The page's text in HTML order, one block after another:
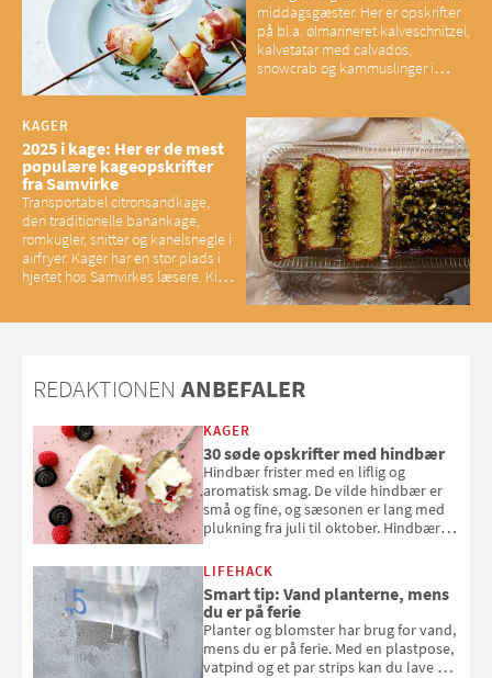
middagsgæster. Her er opskrifter
på bl.a. ølmarineret kalveschnitzel,
kalvetatar med calvados,
snowcrab og kammuslinger i
KAGER
2025 i kage: Her er de mest
populære kageopskrifter
fra Samvirke
Transportabel citronsandkage,
den traditionelle banankage,
romkugler, snitter og kanelsnegle i
airfryer. Kager har en stor plads i
hjertet hos Samvirkes læsere. Kig
REDAKTIONEN ANBEFALER
KAGER
30 søde opskrifter med hindbær
Hindbær frister med en liflig og
aromatisk smag. De vilde hindbær er
små og fine, og sæsonen er lang med
plukning fra juli til oktober. Hindbær
kan bruge dine hindbær i alt fra
bagværk og salater til is og syltning.
LIFEHACK
Smart tip: Vand planterne, mens
du er på ferie
Planter og blomster har brug for vand,
mens du er på ferie. Med en plastpose,
vatpind og et par strips kan du lave dit